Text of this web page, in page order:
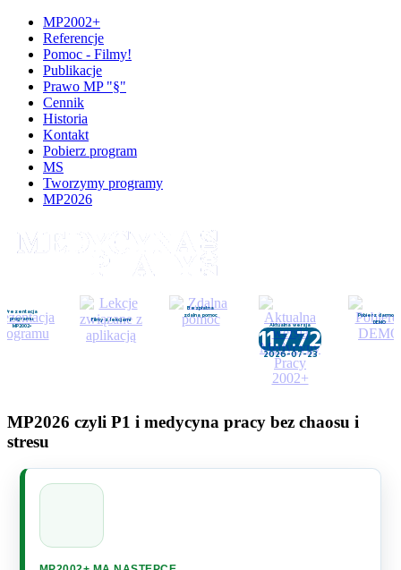
MP2002+
Referencje
Pomoc - Filmy!
Publikacje
Prawo MP "§"
Cennik
Historia
Kontakt
Pobierz program
MS
Tworzymy programy
MP2026
MP2026 czyli P1 i medycyna pracy bez chaosu i
stresu